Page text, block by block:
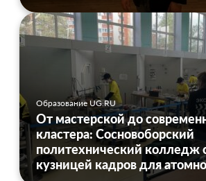
Образование UG.RU
От мастерской до
кластера: Сосновоборский
политехнический колледж
кузницей кадров для